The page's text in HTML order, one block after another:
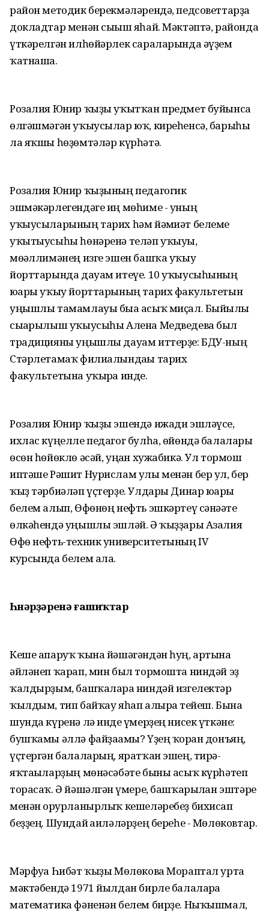
район методик берекмәләрендә, педсоветтарҙа
докладтар менән сығыш яһай. Мәктәптә, районда
үткәрелгән илһөйәрлек сараларында әүҙем
ҡатнаша.
Розалия Юнир ҡыҙы уҡытҡан предмет буйынса
өлгәшмәгән уҡыусылар юҡ, киреһенсә, барыһы
ла яҡшы һөҙөмтәләр күрһәтә.
Розалия Юнир ҡыҙының педагогик
эшмәкәрлегендәге иң мөһиме - уның
уҡыусыларының тарих һәм йәмғиәт белеме
уҡытыусыһы һөнәренә теләп уҡыуы,
мөғәллимәнең изге эшен башҡа уҡыу
йорттарында дауам итеүе. 10 уҡыусыһының
юғары уҡыу йорттарының тарих факультетын
уңышлы тамамлауы быға асыҡ миҫал. Быйылғы
сығарылыш уҡыусыһы Алена Медведева был
традицияны уңышлы дауам иттерҙе: БДУ-ның
Стәрлетамаҡ филиалындағы тарих
факультетына уҡырға инде.
Розалия Юнир ҡыҙы эшендә ижади эшләүсе,
ихлас күңелле педагог булһа, өйөндә балалары
өсөн һөйөклө әсәй, уңған хужабикә. Ул тормош
иптәше Рәшит Нурислам улы менән бер ул, бер
ҡыҙ тәрбиәләп үҫтерҙе. Улдары Динар юғары
белем алып, Өфөнөң нефть эшкәртеү сәнәғәте
өлкәһендә уңышлы эшләй. Ә ҡыҙҙары Азалия
Өфө нефть-техник университетының IV
курсында белем ала.
Һөнәрҙәренә ғашиҡтар
Кеше апаруҡ ҡына йәшәгәндән һуң, артына
әйләнеп ҡарап, мин был тормошта ниндәй эҙ
ҡалдырҙым, башҡаларға ниндәй изгелектәр
ҡылдым, тип байҡау яһап алырға тейеш. Бына
шунда күренә лә инде ғүмерҙең нисек үткәне:
бушҡамы әллә файҙағамы? Үҙең ҡорған донъяң,
үҫтергән балаларың, яратҡан эшең, тирә-
яҡтағыларҙың мөнәсәбәте быны асыҡ күрһәтеп
торасаҡ. Ә йәшәлгән ғүмере, башҡарылған эштәре
менән ғорурланырлыҡ кешеләребеҙ бихисап
беҙҙең. Шундай ғаиләләрҙең береһе - Мөлөковтар.
Мәрфуға Һибәт ҡыҙы Мөлөкова Мораптал урта
мәктәбендә 1971 йылдан бирле балаларға
математика фәненән белем бирҙе. Ныҡышмал,